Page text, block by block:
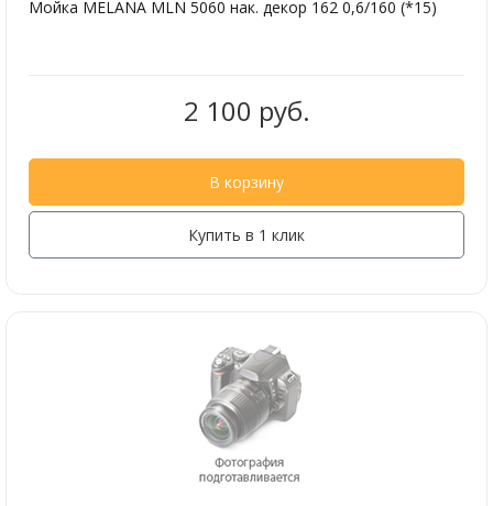
Мойка MELANA MLN 5060 нак. декор 162 0,6/160 (*15)
2 100 руб.
В корзину
Купить в 1 клик